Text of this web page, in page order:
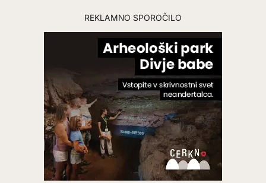
REKLAMNO SPOROČILO